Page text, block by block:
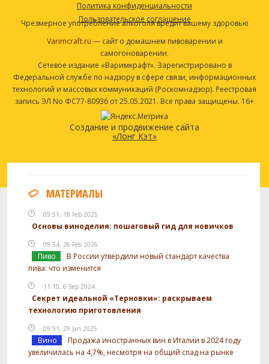
Политика конфиденциальности
Пользовательское соглашение
Чрезмерное употребление алкоголя вредит вашему здоровью
Varimcraft.ru — сайт о домашнем пивоварении и
самогоноварении.
Сетевое издание «Варимкрафт». Зарегистрировано в
Федеральной службе по надзору в сфере связи, информационных
технологий и массовых коммуникаций (Роскомнадзор). Реестровая
запись ЭЛ No ФС77-80936 от 25.05.2021. Все права защищены. 16+
Создание и продвижение сайта
«Лонг Кэт»
МАТЕРИАЛЫ
09:51, 18 Feb 2025
Основы виноделия: пошаговый гид для новичков
09:54, 26 Feb 2026
Пиво
В России утвердили новый стандарт качества
пива: что изменится
11:10, 6 Sep 2024
Секрет идеальной «Терновки»: раскрываем
технологию приготовления
09:51, 29 Jan 2025
Вино
Продажа иностранных вин в Италии в 2024 году
увеличилась на 4,7%, несмотря на общий спад на рынке